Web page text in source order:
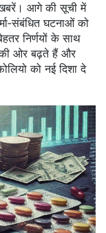
खबरें। आगे की सूची में
घटनाओं को
निर्णयों के साथ
ओर बढ़ते हैं और
को नई दिशा दे